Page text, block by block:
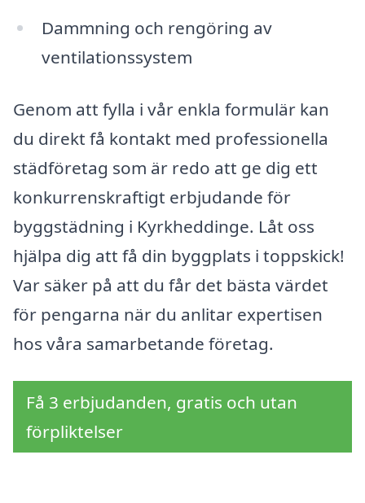
Dammning och rengöring av
ventilationssystem
Genom att fylla i vår enkla formulär kan
du direkt få kontakt med professionella
städföretag som är redo att ge dig ett
konkurrenskraftigt erbjudande för
byggstädning i Kyrkheddinge. Låt oss
hjälpa dig att få din byggplats i toppskick!
Var säker på att du får det bästa värdet
för pengarna när du anlitar expertisen
hos våra samarbetande företag.
Få 3 erbjudanden, gratis och utan
förpliktelser